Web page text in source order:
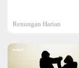
Renungan Harian